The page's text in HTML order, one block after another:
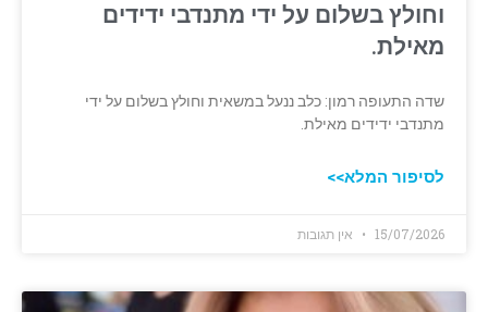
וחולץ בשלום על ידי מתנדבי ידידים
מאילת.
שדה התעופה רמון: כלב ננעל במשאית וחולץ בשלום על ידי
מתנדבי ידידים מאילת.
לסיפור המלא>>
15/07/2026 אין תגובות